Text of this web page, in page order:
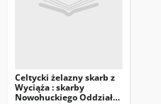
Celtycki żelazny skarb z
Wyciąża : skarby
Nowohuckiego Oddziału